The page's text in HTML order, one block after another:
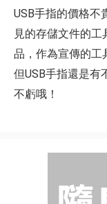
USB手指的價格不
見的存儲文件的
品，作為宣傳的工
但USB手指還是有
不虧哦！